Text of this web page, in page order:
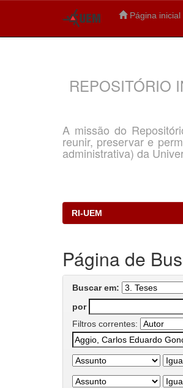
Página inicial
REPOSITÓRIO
A missão do
reunir, preservar e
administrativa) da
RI-UEM
Página de
Buscar em:
por
Filtros correntes: